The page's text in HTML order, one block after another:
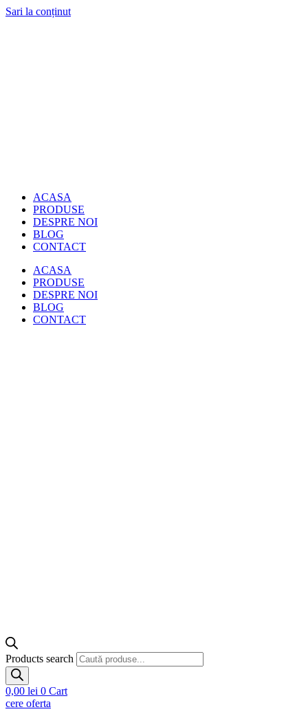
Sari la conținut
ACASA
PRODUSE
DESPRE NOI
BLOG
CONTACT
ACASA
PRODUSE
DESPRE NOI
BLOG
CONTACT
Products search
0,00 lei 0 Cart
cere oferta